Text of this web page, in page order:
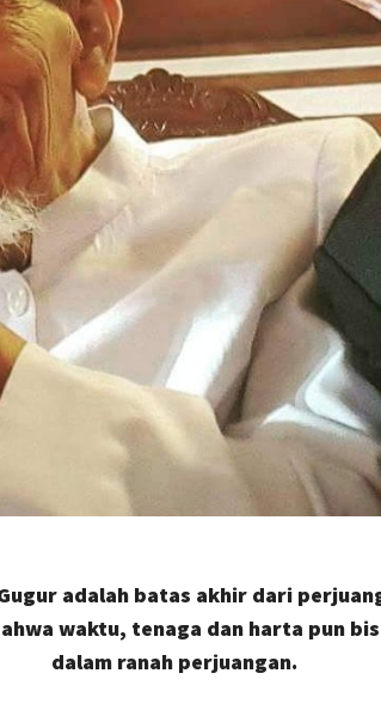
adalah batas akhir dari
waktu, tenaga dan harta pun
dalam ranah perjuangan.